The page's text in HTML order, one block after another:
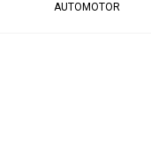
AUTOMOTOR